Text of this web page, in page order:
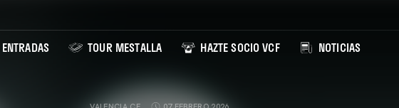
ENTRADAS TOUR MESTALLA HAZTE SOCIO VCF NOTICIAS